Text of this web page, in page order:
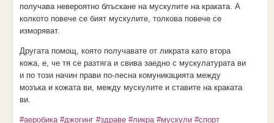
получава невероятно блъскане на мускулите на краката. А
колкото повече се бият мускулите, толкова повече се
изморяват.
Другата помощ, която получавате от ликрата като втора
кожа, е, че тя се разтяга и свива заедно с мускулатурата ви
и по този начин прави по-лесна комуникацията между
мозъка и кожата ви, между мускулите и ставите на краката
ви.
#аеробика #джогинг #здраве #ликра #мускули #спорт